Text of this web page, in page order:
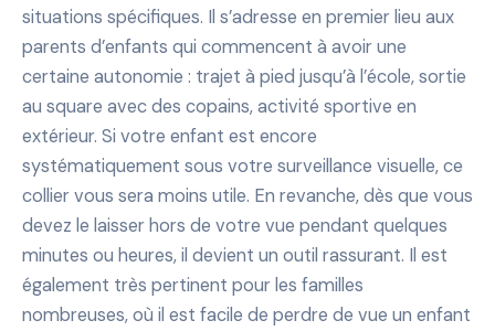
situations spécifiques. Il s’adresse en premier lieu aux
parents d’enfants qui commencent à avoir une
certaine autonomie : trajet à pied jusqu’à l’école, sortie
au square avec des copains, activité sportive en
extérieur. Si votre enfant est encore
systématiquement sous votre surveillance visuelle, ce
collier vous sera moins utile. En revanche, dès que vous
devez le laisser hors de votre vue pendant quelques
minutes ou heures, il devient un outil rassurant. Il est
également très pertinent pour les familles
nombreuses, où il est facile de perdre de vue un enfant